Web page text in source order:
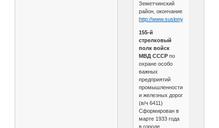
Земетчинский
район, окончание
http://www.suslony.ru/
155-й
стрелковый
полк войск
МВД СССРпо
охране особо
важных
предприятий
промышленности
и железных дорог
(в/ч 6411)
Сформирован в
марте 1933 года
в городе